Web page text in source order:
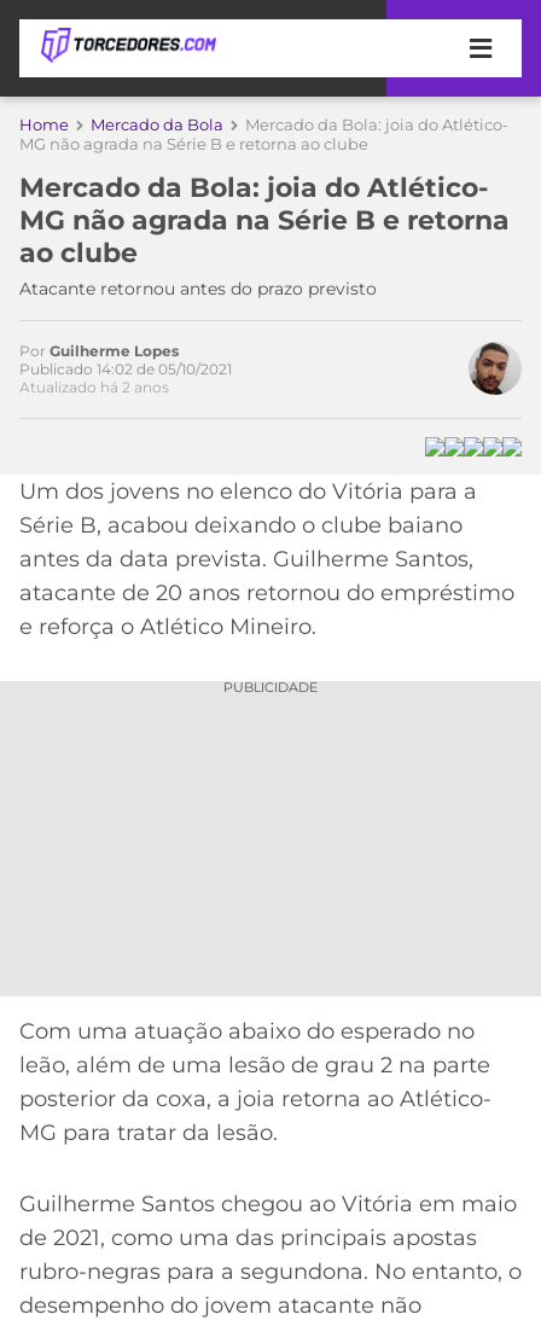
APOSTAS
DE
APOSTA
MELHORES
SITES
APOSTAS
2026
PROMOCIONAL
BETBOOM
CÓDIGO
DE
INDICAÇÃO
ONLINE
MELHORES
CASSINOS
ONLINE
2026
COPA
DO
MUNDO
TIMES
MEU
PALMEIRAS
CORINTHIANS
SÃO
VASCO
INTERNACIONAL
GRÊMIO
ATLÉTICO
MG
CRUZEIRO
CAMPEONATOS
BRASILEIRÃO
SÉRIE
A
LIBERTADORES
LIGA
DOS
CAMPEÕES
LALIGA
MÍDIA
ESPORTIVA
MERCADO
DA
BOLA
Home Mercado da Bola
Mercado da Bola: joia do Atlético-
MG não agrada na Série B e retorna ao clube
Mercado da Bola: joia do Atlético-
MG não agrada na Série B e retorna
ao clube
Atacante retornou antes do prazo previsto
Acesse o perfil do autor
no Twitter
Por Guilherme Lopes
Publicado 14:02 de 05/10/2021
Atualizado há 2 anos
Um dos jovens no elenco do Vitória para a
Série B, acabou deixando o clube baiano
antes da data prevista. Guilherme Santos,
atacante de 20 anos retornou do empréstimo
e reforça o Atlético Mineiro.
PUBLICIDADE
Com uma atuação abaixo do esperado no
leão, além de uma lesão de grau 2 na parte
posterior da coxa, a joia retorna ao Atlético-
MG para tratar da lesão.
Guilherme Santos chegou ao Vitória em maio
de 2021, como uma das principais apostas
rubro-negras para a segundona. No entanto, o
desempenho do jovem atacante não